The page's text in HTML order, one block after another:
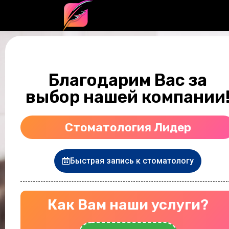
Благодарим Вас за
выбор нашей
Стоматология Лидер
Быстрая запись к стоматологу
Как Вам наши услуги?